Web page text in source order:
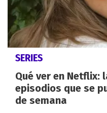
SERIES
Qué ver en Netflix:
episodios que se
de semana